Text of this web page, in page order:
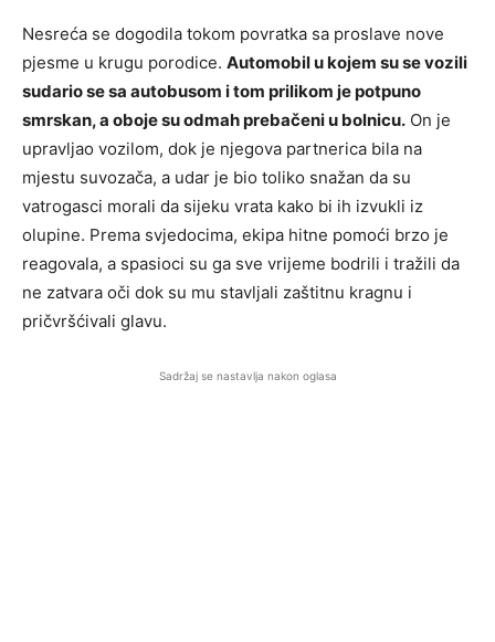
Nesreća se dogodila tokom povratka sa proslave nove
pjesme u krugu porodice. Automobil u kojem su se vozili
sudario se sa autobusom i tom prilikom je potpuno
smrskan, a oboje su odmah prebačeni u bolnicu. On je
upravljao vozilom, dok je njegova partnerica bila na
mjestu suvozača, a udar je bio toliko snažan da su
vatrogasci morali da sijeku vrata kako bi ih izvukli iz
olupine. Prema svjedocima, ekipa hitne pomoći brzo je
reagovala, a spasioci su ga sve vrijeme bodrili i tražili da
ne zatvara oči dok su mu stavljali zaštitnu kragnu i
pričvršćivali glavu.
Sadržaj se nastavlja nakon oglasa